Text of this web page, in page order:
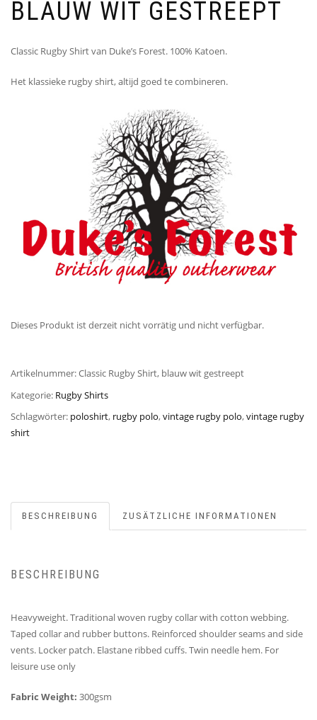
BLAUW WIT GESTREEPT
Classic Rugby Shirt van Duke’s Forest. 100% Katoen.
Het klassieke rugby shirt, altijd goed te combineren.
Dieses Produkt ist derzeit nicht vorrätig und nicht verfügbar.
Artikelnummer:Classic Rugby Shirt, blauw wit gestreept
Kategorie: Rugby Shirts
Schlagwörter: poloshirt, rugby polo,vintage rugby polo,vintage rugby
shirt
BESCHREIBUNG ZUSÄTZLICHE INFORMATIONEN
BESCHREIBUNG
Heavyweight. Traditional woven rugby collar with cotton webbing.
Taped collar and rubber buttons. Reinforced shoulder seams and side
vents. Locker patch. Elastane ribbed cuffs. Twin needle hem. For
leisure use only
Fabric Weight: 300gsm